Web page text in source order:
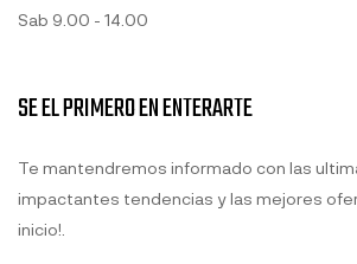
Sab 9.00 - 14.00
SE EL PRIMERO EN ENTERARTE
Te mantendremos informado con las
impactantes tendencias y las mejores
inicio!.